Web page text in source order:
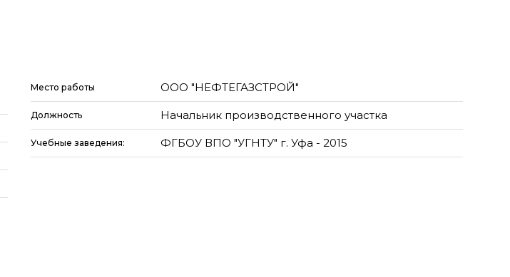
Место работы ООО "НЕФТЕГАЗСТРОЙ"
Должность Начальник производственного участка
Учебные заведения: ФГБОУ ВПО "УГНТУ" г. Уфа - 2015